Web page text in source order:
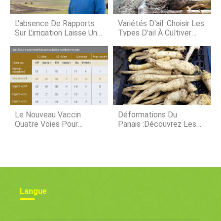
Koi dans létang et jen mettrai
dautres. Dailleurs, Je me suis assuré
de s
L'absence De Rapports
Sur L'irrigation Laisse Un
Eaux Souterraines De
L'Illinois
Variétés D'ail :Choisir Les
Types D'ail À Cultiver
Le Nouveau Vaccin
Quatre Voies Pour
Déformations Du
Panais :découvrez Les
Langue